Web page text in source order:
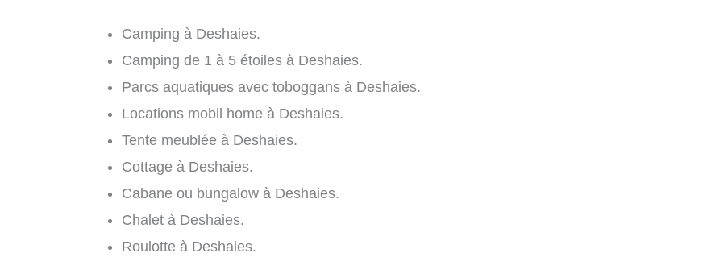
Camping à Deshaies.
Camping de 1 à 5 étoiles à Deshaies.
Parcs aquatiques avec toboggans à Deshaies.
Locations mobil home à Deshaies.
Tente meublée à Deshaies.
Cottage à Deshaies.
Cabane ou bungalow à Deshaies.
Chalet à Deshaies.
Roulotte à Deshaies.